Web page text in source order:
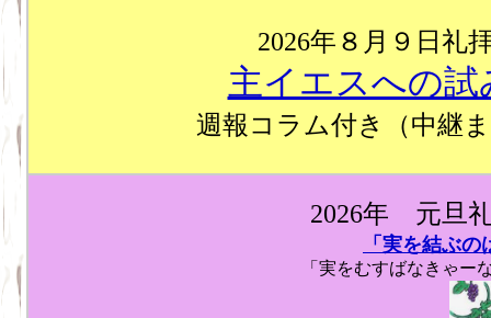
2026年８月９日
主イエスへの
週報コラム付き（中継
2026年 元旦
「実を結ぶ
「実をむすばなきゃー